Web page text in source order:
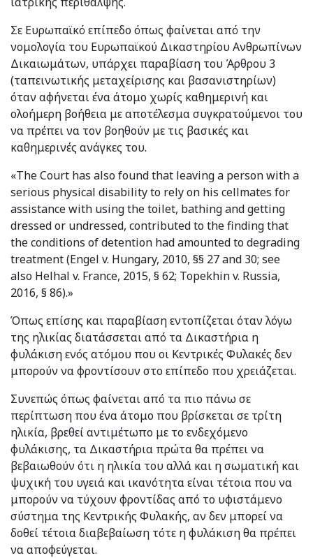
Σε Ευρωπαϊκό επίπεδο όπως φαίνεται από την
νομολογία του Ευρωπαϊκού Δικαστηρίου Ανθρωπίνων
Δικαιωμάτων, υπάρχει παραβίαση του Άρθρου 3
(ταπεινωτικής μεταχείρισης και βασανιστηρίων)
όταν αφήνεται ένα άτομο χωρίς καθημερινή και
ολοήμερη βοήθεια με αποτέλεσμα συγκρατούμενοι του
να πρέπει να τον βοηθούν με τις βασικές και
καθημερινές ανάγκες του.
«The Court has also found that leaving a person with a
serious physical disability to rely on his cellmates for
assistance with using the toilet, bathing and getting
dressed or undressed, contributed to the finding that
the conditions of detention had amounted to degrading
treatment (Engel v. Hungary, 2010, §§ 27 and 30; see
also Helhal v. France, 2015, § 62; Topekhin v. Russia,
2016, § 86).»
Όπως επίσης και παραβίαση εντοπίζεται όταν λόγω
της ηλικίας διατάσσεται από τα Δικαστήρια η
φυλάκιση ενός ατόμου που οι Κεντρικές Φυλακές δεν
μπορούν να φροντίσουν στο επίπεδο που χρειάζεται.
Συνεπώς όπως φαίνεται από τα πιο πάνω σε
περίπτωση που ένα άτομο που βρίσκεται σε τρίτη
ηλικία, βρεθεί αντιμέτωπο με το ενδεχόμενο
φυλάκισης, τα Δικαστήρια πρώτα θα πρέπει να
βεβαιωθούν ότι η ηλικία του αλλά και η σωματική και
ψυχική του υγειά και ικανότητα είναι τέτοια που να
μπορούν να τύχουν φροντίδας από το υφιστάμενο
σύστημα της Κεντρικής Φυλακής, αν δεν μπορεί να
δοθεί τέτοια διαβεβαίωση τότε η φυλάκιση θα πρέπει
να αποφεύγεται.